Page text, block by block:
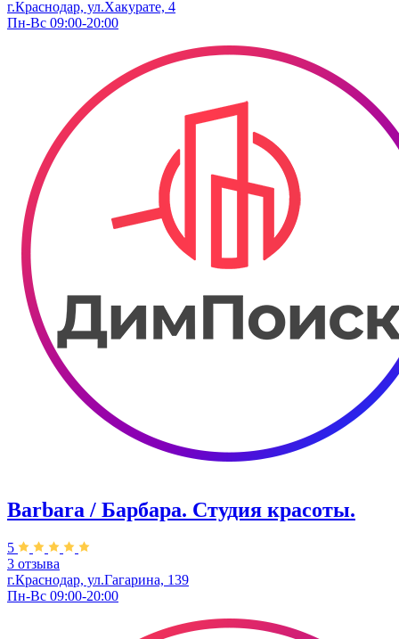
г.Краснодар, ул.Хакурате, 4
Пн-Вс 09:00-20:00
Barbara / Барбара. Студия красоты.
5
3 отзыва
г.Краснодар, ул.Гагарина, 139
Пн-Вс 09:00-20:00